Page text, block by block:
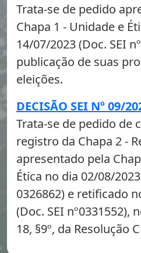
Trata-se de pedido
Chapa 1 - Unidade e
14/07/2023 (Doc. SEI
publicação de suas
eleições.
DECISÃO SEI Nº 09/
Trata-se de pedido de
registro da Chapa 2 -
apresentado pela
Ética no dia 02/08/
0326862) e retificado
(Doc. SEI nº0331552),
18, §9º, da Resolução